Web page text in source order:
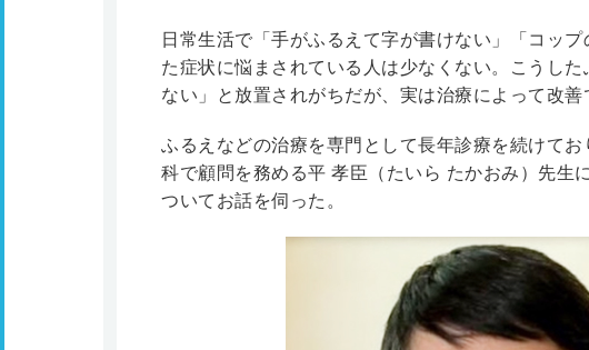
日常生活で「手がふるえて字が書けない」「コッ
た症状に悩まされている人は少なくない。こうし
ない」と放置されがちだが、実は治療によって改善
ふるえなどの治療を専門として長年診療を続けて
科で顧問を務める平 孝臣（たいら たかおみ）先生
ついてお話を伺った。